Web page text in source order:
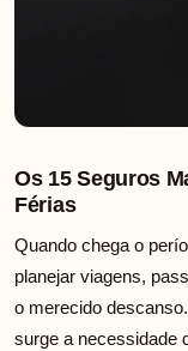
Os 15 Seguros
Férias
Quando chega o
planejar viagens,
o merecido
surge a necessidade